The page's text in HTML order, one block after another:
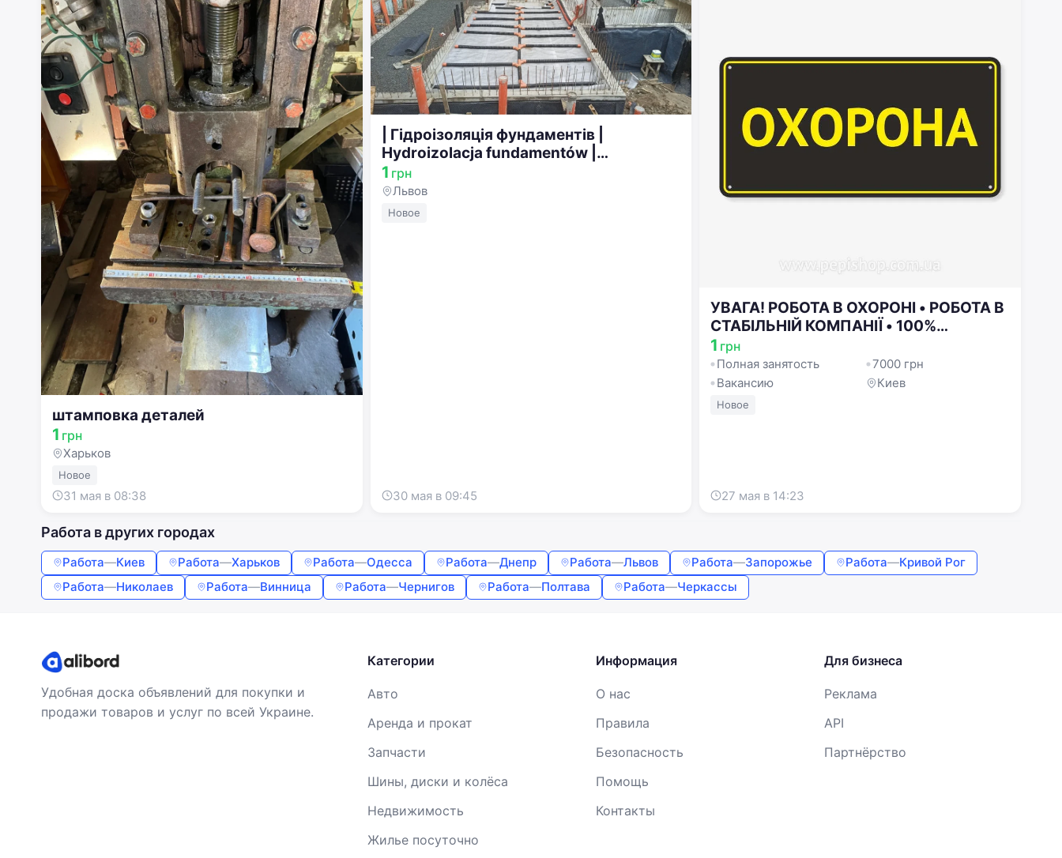
штамповка деталей
1 грн
Харьков
Новое
31 мая в 08:38
| Гідроізоляція фундаментів |
Hydroizolacja fundamentów |
Foundation wate
1 грн
Львов
Новое
30 мая в 09:45
УВАГА! РОБОТА В ОХОРОНІ • РОБОТА В
СТАБІЛЬНІЙ КОМПАНІЇ • 100%
ВИПЛАТА ЗАРОБІТНОЇ ПЛАТИ
1 грн
Полная занятость
7000 грн
Вакансию
Киев
Новое
27 мая в 14:23
Работа в других городах
Работа—Киев Работа—Харьков Работа—Одесса Работа—Днепр Работа—Львов Работа—Запорожье Работа—Кривой Рог
Работа—Николаев Работа—Винница Работа—Чернигов Работа—Полтава Работа—Черкассы
Удобная доска объявлений для покупки и
продажи товаров и услуг по всей Украине.
Категории
Авто
Аренда и прокат
Запчасти
Шины, диски и колёса
Недвижимость
Жилье посуточно
Информация
О нас
Правила
Безопасность
Помощь
Контакты
Для бизнеса
Реклама
API
Партнёрство
Продолжая, вы соглашаетесь сУсловиями использования ,
Договором публичной офертыиПолитикой
конфиденциальности